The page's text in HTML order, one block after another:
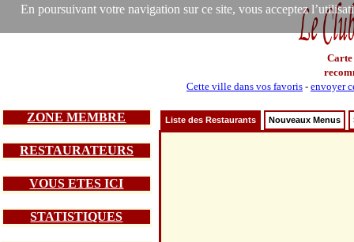
En poursuivant votre navigation sur ce site, vous acceptez
Carte
Cette ville dans vos favoris - envoyer
ZONE MEMBRE
RESTAURATEURS
VOUS ETES ICI
STATISTIQUES
Liste des Restaurants Nouveaux Menus